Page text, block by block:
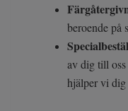
beroende på
av dig till oss
hjälper vi dig